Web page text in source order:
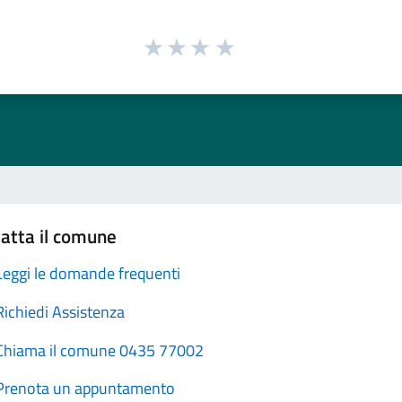
il comune
le domande frequenti
Assistenza
il comune 0435 77002
un appuntamento